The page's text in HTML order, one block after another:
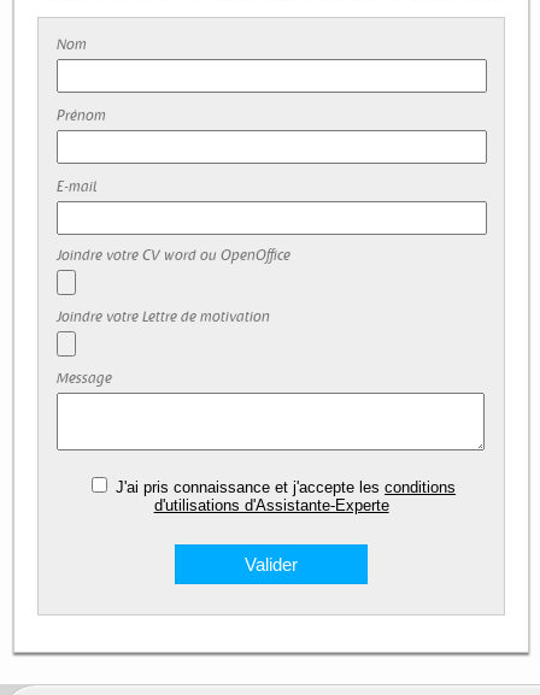
Nom
Prénom
E-mail
Joindre votre CV word ou OpenOffice
Joindre votre Lettre de motivation
Message
J'ai pris connaissance et j'accepte lesconditions
d'utilisations d'Assistante-Experte